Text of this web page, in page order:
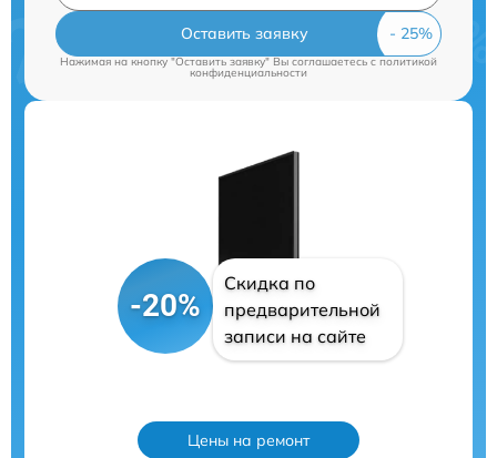
Оставить заявку
Нажимая на кнопку "Оставить заявку" Вы соглашаетесь c политикой
конфиденциальности
-20%
Скидка по
предварительной
записи на сайте
Цены на ремонт